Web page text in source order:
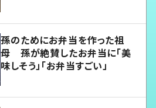
孫のためにお弁当を作った祖
母 孫が絶賛したお弁当に「美
味しそう」「お弁当すごい」